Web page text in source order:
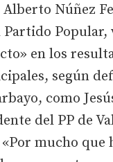
Núñez
Popular,
en los
según
como
del PP de
«Por mucho que